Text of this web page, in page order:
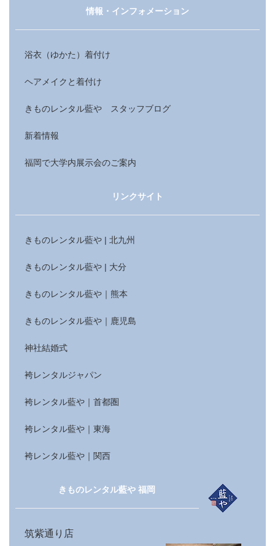
情報・インフォメーション
浴衣（ゆかた）着付け
ヘアメイクと着付け
きものレンタル藍や スタッフブログ
新着情報
福岡で大学内展示会のご案内
リンクサイト
きものレンタル藍や | 北九州
きものレンタル藍や | 大分
きものレンタル藍や｜熊本
きものレンタル藍や｜鹿児島
神社結婚式
袴レンタルジャパン
袴レンタル藍や｜首都圏
袴レンタル藍や｜東海
袴レンタル藍や｜関西
きものレンタル藍や 福岡
筑紫通り店